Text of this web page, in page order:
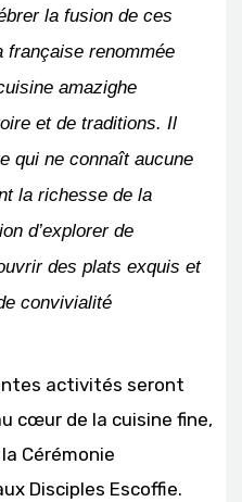
la fusion de ces
renommée
amazighe
et de traditions. Il
qui ne connaît aucune
la richesse de la
d’explorer de
des plats exquis et
convivialité
activités seront
cœur de la cuisine fine,
Cérémonie
Disciples Escoffie.